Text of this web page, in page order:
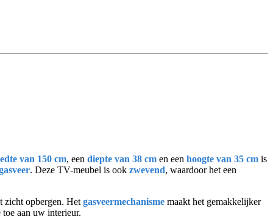
van 150 cm, een diepte van 38 cm en een hoogte van 35 cm is
. Deze TV-meubel is ook zwevend, waardoor het een
zicht opbergen. Het gasveermechanisme maakt het gemakkelijker
aan uw interieur.